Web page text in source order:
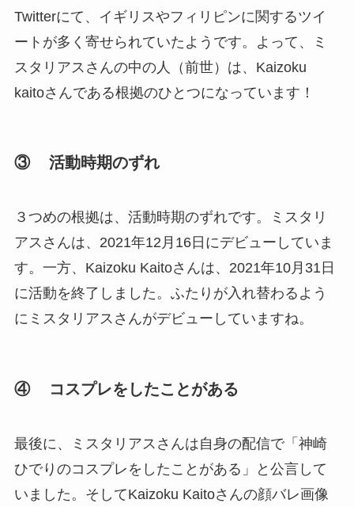
Twitterにて、イギリスやフィリピンに関するツイ
ートが多く寄せられていたようです。よって、ミ
スタリアスさんの中の人（前世）は、Kaizoku
kaitoさんである根拠のひとつになっています！
③ 活動時期のずれ
３つめの根拠は、活動時期のずれです。ミスタリ
アスさんは、2021年12月16日にデビューしていま
す。一方、Kaizoku Kaitoさんは、2021年10月31日
に活動を終了しました。ふたりが入れ替わるよう
にミスタリアスさんがデビューしていますね。
④ コスプレをしたことがある
最後に、ミスタリアスさんは自身の配信で「神崎
ひでりのコスプレをしたことがある」と公言して
いました。そしてKaizoku Kaitoさんの顔バレ画像